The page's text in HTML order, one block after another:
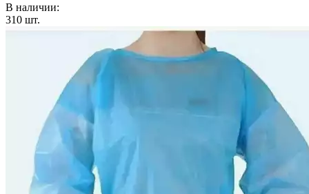
В наличии:
310 шт.